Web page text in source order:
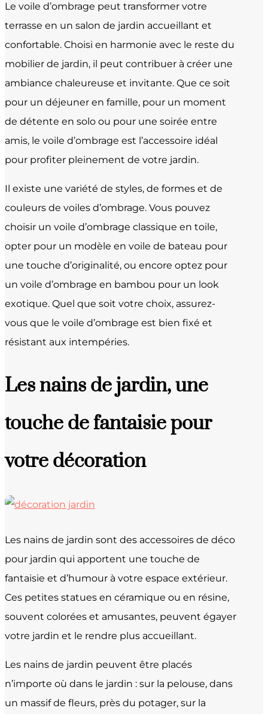
Le voile d’ombrage peut transformer votre
terrasse en un salon de jardin accueillant et
confortable. Choisi en harmonie avec le reste du
mobilier de jardin, il peut contribuer à créer une
ambiance chaleureuse et invitante. Que ce soit
pour un déjeuner en famille, pour un moment
de détente en solo ou pour une soirée entre
amis, le voile d’ombrage est l’accessoire idéal
pour profiter pleinement de votre jardin.
Il existe une variété de styles, de formes et de
couleurs de voiles d’ombrage. Vous pouvez
choisir un voile d’ombrage classique en toile,
opter pour un modèle en voile de bateau pour
une touche d’originalité, ou encore optez pour
un voile d’ombrage en bambou pour un look
exotique. Quel que soit votre choix, assurez-
vous que le voile d’ombrage est bien fixé et
résistant aux intempéries.
Les nains de jardin, une
touche de fantaisie pour
votre décoration
Les nains de jardin sont des accessoires de déco
pour jardin qui apportent une touche de
fantaisie et d’humour à votre espace extérieur.
Ces petites statues en céramique ou en résine,
souvent colorées et amusantes, peuvent égayer
votre jardin et le rendre plus accueillant.
Les nains de jardin peuvent être placés
n’importe où dans le jardin : sur la pelouse, dans
un massif de fleurs, près du potager, sur la